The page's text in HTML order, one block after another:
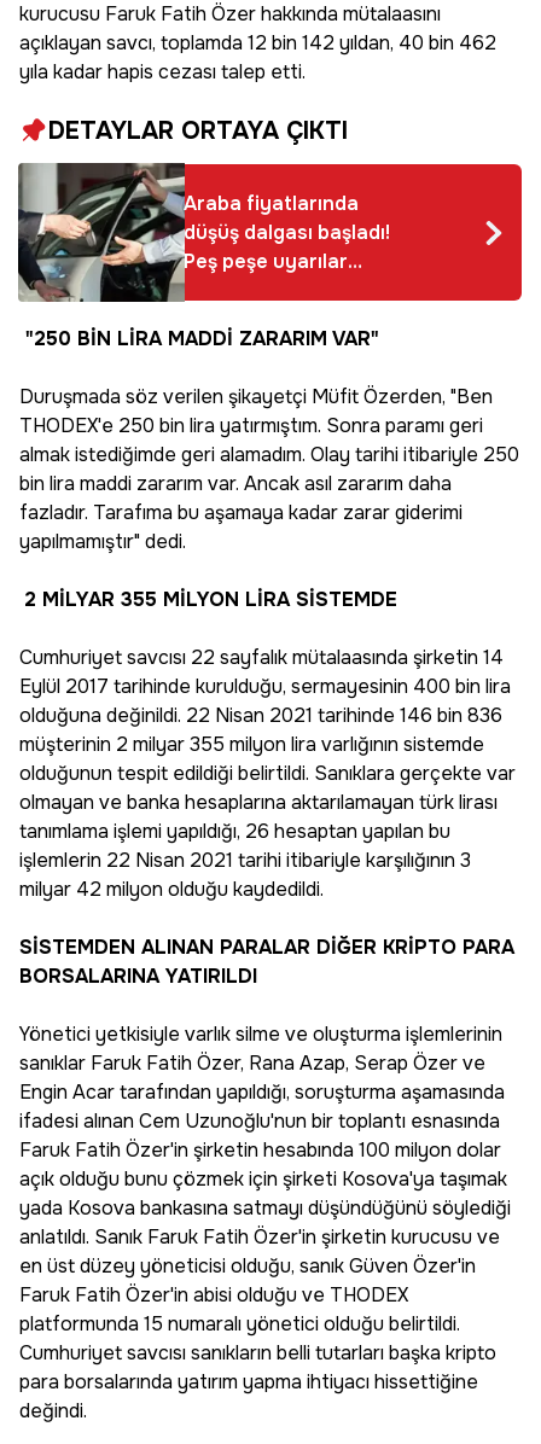
kurucusu Faruk Fatih Özer hakkında mütalaasını
açıklayan savcı, toplamda 12 bin 142 yıldan, 40 bin 462
yıla kadar hapis cezası talep etti.
DETAYLAR ORTAYA ÇIKTI
Araba fiyatlarında
düşüş dalgası başladı!
Peş peşe uyarılar
geldi
"250 BİN LİRA MADDİ ZARARIM VAR"
Duruşmada söz verilen şikayetçi Müfit Özerden, "Ben
THODEX'e 250 bin lira yatırmıştım. Sonra paramı geri
almak istediğimde geri alamadım. Olay tarihi itibariyle 250
bin lira maddi zararım var. Ancak asıl zararım daha
fazladır. Tarafıma bu aşamaya kadar zarar giderimi
yapılmamıştır" dedi.
2 MİLYAR 355 MİLYON LİRA SİSTEMDE
Cumhuriyet savcısı 22 sayfalık mütalaasında şirketin 14
Eylül 2017 tarihinde kurulduğu, sermayesinin 400 bin lira
olduğuna değinildi. 22 Nisan 2021 tarihinde 146 bin 836
müşterinin 2 milyar 355 milyon lira varlığının sistemde
olduğunun tespit edildiği belirtildi. Sanıklara gerçekte var
olmayan ve banka hesaplarına aktarılamayan türk lirası
tanımlama işlemi yapıldığı, 26 hesaptan yapılan bu
işlemlerin 22 Nisan 2021 tarihi itibariyle karşılığının 3
milyar 42 milyon olduğu kaydedildi.
SİSTEMDEN ALINAN PARALAR DİĞER KRİPTO PARA
BORSALARINA YATIRILDI
Yönetici yetkisiyle varlık silme ve oluşturma işlemlerinin
sanıklar Faruk Fatih Özer, Rana Azap, Serap Özer ve
Engin Acar tarafından yapıldığı, soruşturma aşamasında
ifadesi alınan Cem Uzunoğlu'nun bir toplantı esnasında
Faruk Fatih Özer'in şirketin hesabında 100 milyon dolar
açık olduğu bunu çözmek için şirketi Kosova'ya taşımak
yada Kosova bankasına satmayı düşündüğünü söylediği
anlatıldı. Sanık Faruk Fatih Özer'in şirketin kurucusu ve
en üst düzey yöneticisi olduğu, sanık Güven Özer'in
Faruk Fatih Özer'in abisi olduğu ve THODEX
platformunda 15 numaralı yönetici olduğu belirtildi.
Cumhuriyet savcısı sanıkların belli tutarları başka kripto
para borsalarında yatırım yapma ihtiyacı hissettiğine
değindi.